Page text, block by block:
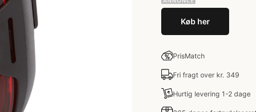
Køb her
PrisMatch
Fri fragt over kr. 349
Hurtig levering 1-2 dage